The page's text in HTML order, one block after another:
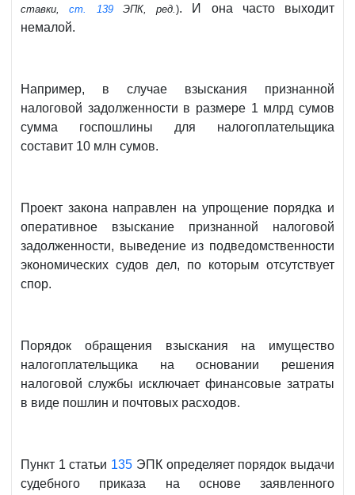
ставки,ст. 139ЭПК, ред.). И она часто выходит
немалой.
Например, в случае взыскания признанной
налоговой задолженности в размере 1 млрд сумов
сумма госпошлины для налогоплательщика
составит 10 млн сумов.
Проект закона направлен на упрощение порядка и
оперативное взыскание признанной налоговой
задолженности, выведение из подведомственности
экономических судов дел, по которым отсутствует
спор.
Порядок обращения взыскания на имущество
налогоплательщика на основании решения
налоговой службы исключает финансовые затраты
в виде пошлин и почтовых расходов.
Пункт 1 статьи 135 ЭПК определяет порядок выдачи
судебного приказа на основе заявленного